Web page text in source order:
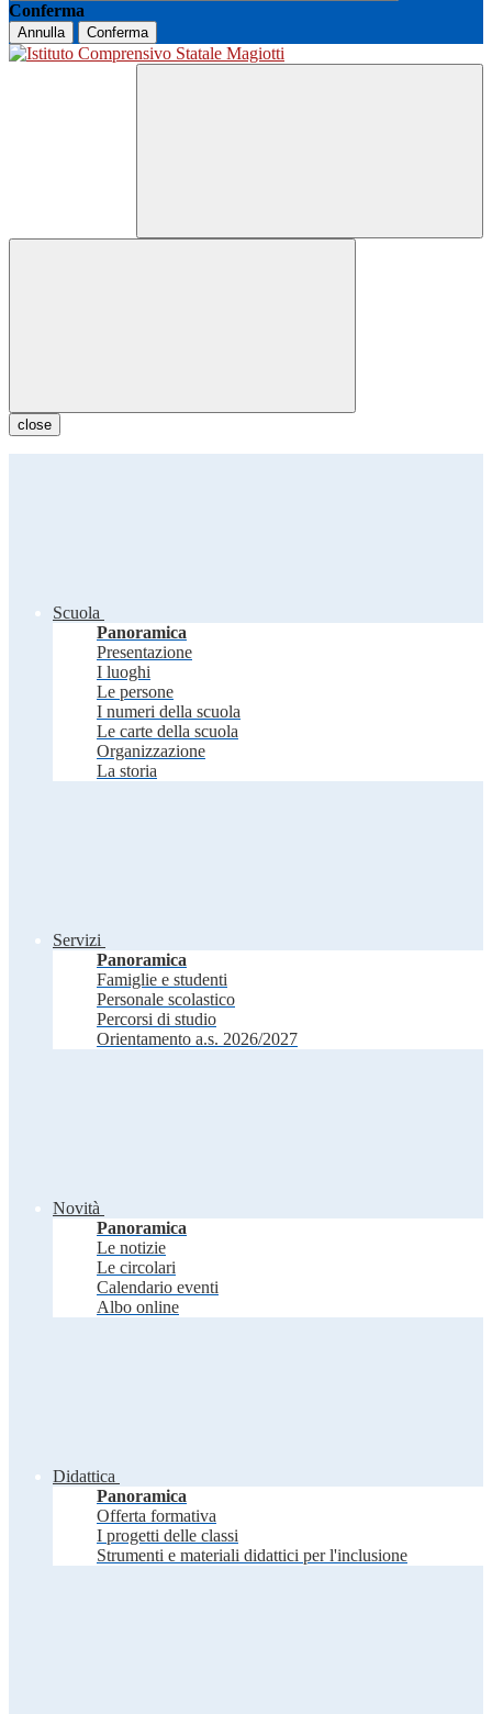
Conferma
Annulla Conferma
close
Scuola
Panoramica
Presentazione
I luoghi
Le persone
I numeri della scuola
Le carte della scuola
Organizzazione
La storia
Servizi
Panoramica
Famiglie e studenti
Personale scolastico
Percorsi di studio
Orientamento a.s. 2026/2027
Novità
Panoramica
Le notizie
Le circolari
Calendario eventi
Albo online
Didattica
Panoramica
Offerta formativa
I progetti delle classi
Strumenti e materiali didattici per l'inclusione